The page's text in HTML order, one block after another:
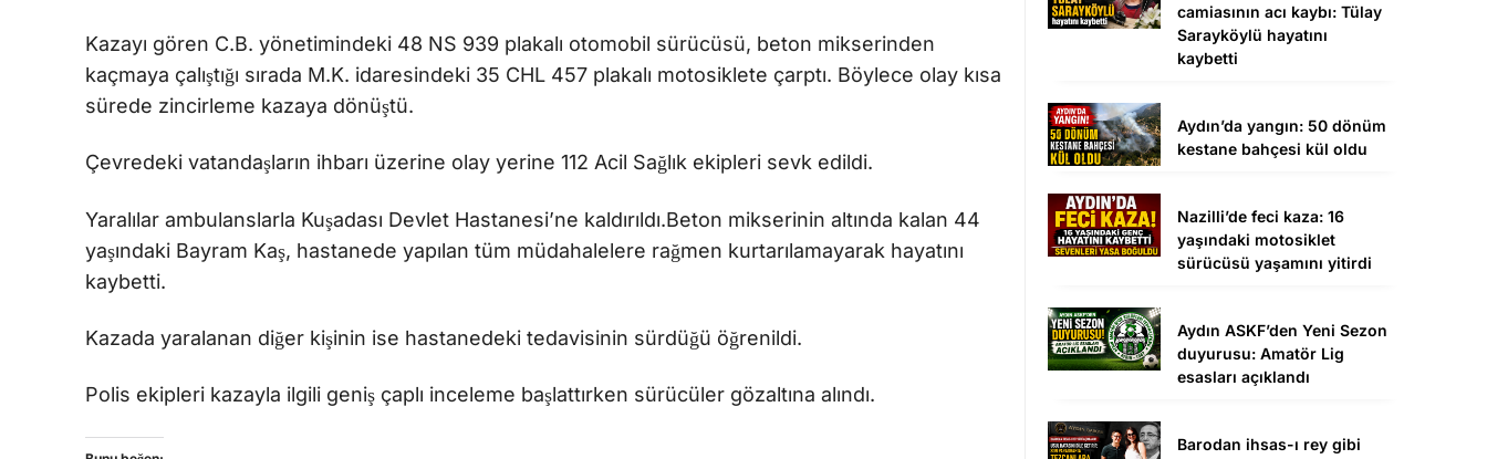
Kazayı gören C.B. yönetimindeki 48 NS 939 plakalı otomobil sürücüsü, beton mikserinden
kaçmaya çalıştığı sırada M.K. idaresindeki 35 CHL 457 plakalı motosiklete çarptı. Böylece olay kısa
sürede zincirleme kazaya dönüştü.
Çevredeki vatandaşların ihbarı üzerine olay yerine 112 Acil Sağlık ekipleri sevk edildi.
Yaralılar ambulanslarla Kuşadası Devlet Hastanesi’ne kaldırıldı.Beton mikserinin altında kalan 44
yaşındaki Bayram Kaş, hastanede yapılan tüm müdahalelere rağmen kurtarılamayarak hayatını
kaybetti.
Kazada yaralanan diğer kişinin ise hastanedeki tedavisinin sürdüğü öğrenildi.
Polis ekipleri kazayla ilgili geniş çaplı inceleme başlattırken sürücüler gözaltına alındı.
camiasının acı kaybı: Tülay
Sarayköylü hayatını
kaybetti
Aydın’da yangın: 50 dönüm
kestane bahçesi kül oldu
Nazilli’de feci kaza: 16
yaşındaki motosiklet
sürücüsü yaşamını yitirdi
Aydın ASKF’den Yeni Sezon
duyurusu: Amatör Lig
esasları açıklandı
Barodan ihsas-ı rey gibi